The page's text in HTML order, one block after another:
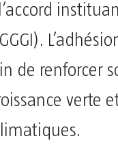
de renforcer
verte